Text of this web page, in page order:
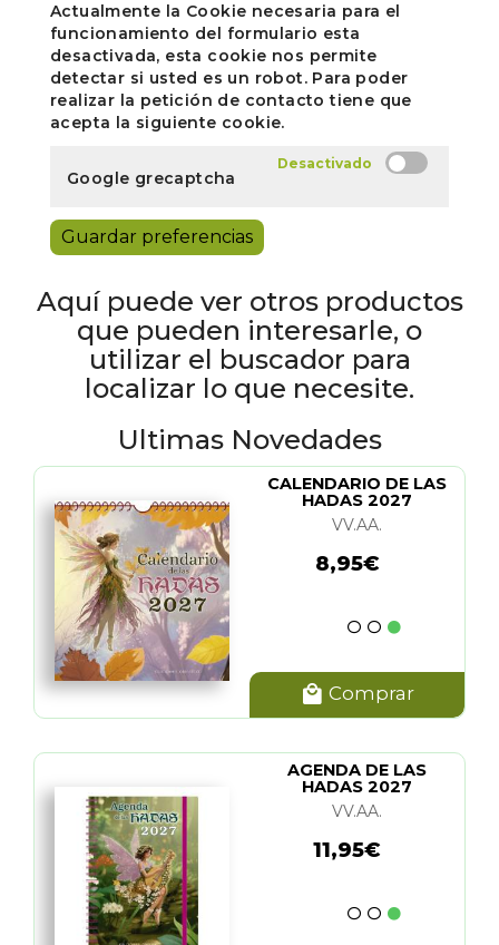
Actualmente la Cookie necesaria para el
funcionamiento del formulario esta
desactivada, esta cookie nos permite
detectar si usted es un robot. Para poder
realizar la petición de contacto tiene que
acepta la siguiente cookie.
Google grecaptcha
Guardar preferencias
Aquí puede ver otros productos
que pueden interesarle, o
utilizar el buscador para
localizar lo que necesite.
Ultimas Novedades
CALENDARIO DE LAS
HADAS 2027
VV.AA.
8,95€
Comprar
AGENDA DE LAS
HADAS 2027
VV.AA.
11,95€